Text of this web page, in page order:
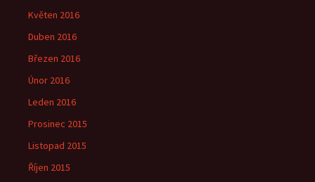
Květen 2016
Duben 2016
Březen 2016
Únor 2016
Leden 2016
Prosinec 2015
Listopad 2015
Říjen 2015